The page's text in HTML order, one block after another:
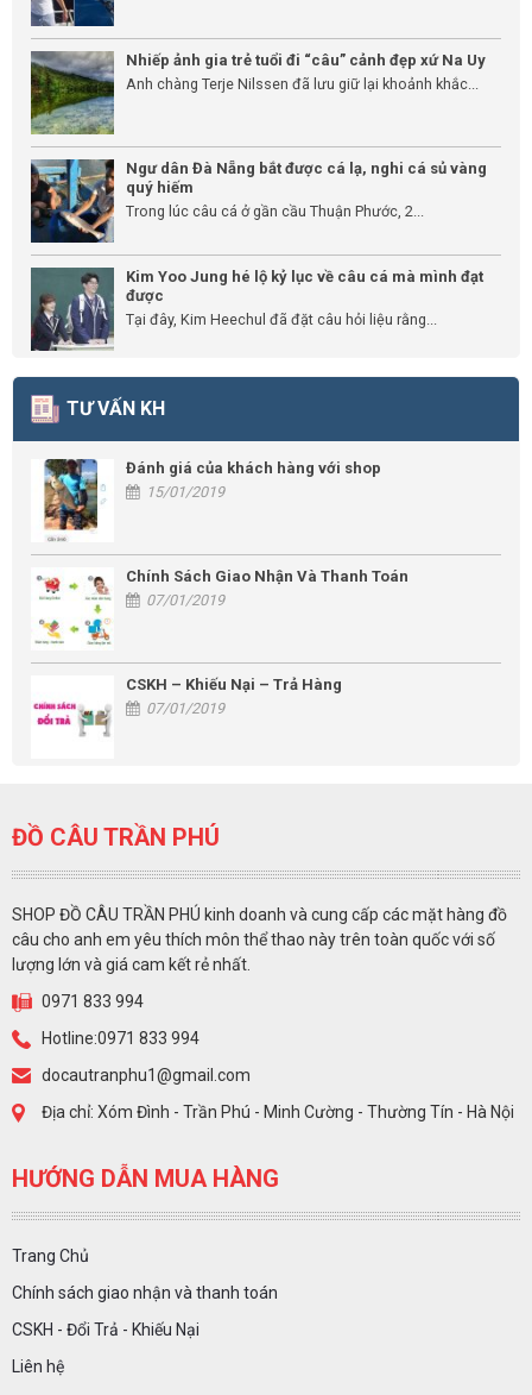
Nhiếp ảnh gia trẻ tuổi đi “câu” cảnh đẹp xứ Na Uy
Anh chàng Terje Nilssen đã lưu giữ lại khoảnh khắc...
Ngư dân Đà Nẵng bắt được cá lạ, nghi cá sủ vàng
quý hiếm
Trong lúc câu cá ở gần cầu Thuận Phước, 2...
Kim Yoo Jung hé lộ kỷ lục về câu cá mà mình đạt
được
Tại đây, Kim Heechul đã đặt câu hỏi liệu rằng...
TƯ VẤN KH
Đánh giá của khách hàng với shop
15/01/2019
Chính Sách Giao Nhận Và Thanh Toán
07/01/2019
CSKH – Khiếu Nại – Trả Hàng
07/01/2019
ĐỒ CÂU TRẦN PHÚ
SHOP ĐỒ CÂU TRẦN PHÚ kinh doanh và cung cấp các mặt hàng đồ
câu cho anh em yêu thích môn thể thao này trên toàn quốc với số
lượng lớn và giá cam kết rẻ nhất.
0971 833 994
Hotline:0971 833 994
docautranphu1@gmail.com
Địa chỉ: Xóm Đình - Trần Phú - Minh Cường - Thường Tín - Hà Nội
HƯỚNG DẪN MUA HÀNG
Trang Chủ
Chính sách giao nhận và thanh toán
CSKH - Đổi Trả - Khiếu Nại
Liên hệ